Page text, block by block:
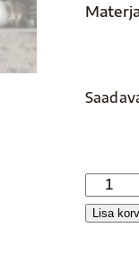
Cottage
Garden
Lisa